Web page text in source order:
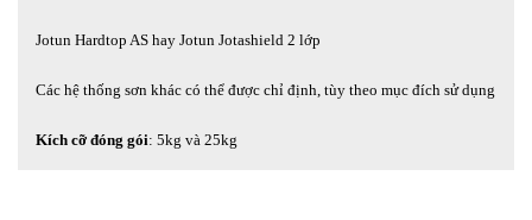
Jotun Hardtop AS hay Jotun Jotashield 2 lớp
Các hệ thống sơn khác có thể được chỉ định, tùy theo mục đích sử dụng
Kích cỡ đóng gói: 5kg và 25kg